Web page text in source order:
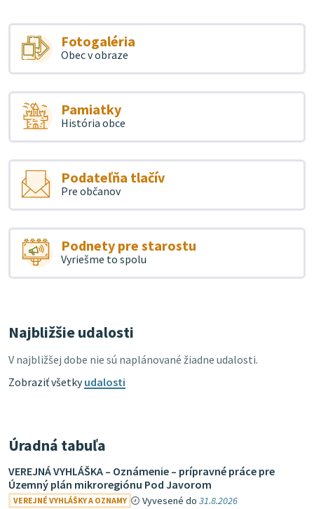
Fotogaléria
Obec v obraze
Pamiatky
História obce
Podateľňa tlačív
Pre občanov
Podnety pre starostu
Vyriešme to spolu
Najbližšie udalosti
V najbližšej dobe nie sú naplánované žiadne udalosti.
Zobraziť všetkyudalosti
Úradná tabuľa
VEREJNÁ VYHLÁŠKA – Oznámenie – prípravné práce pre
Územný plán mikroregiónu Pod Javorom
VEREJNÉ VYHLÁŠKY A OZNAMY Vyvesené do31.8.2026